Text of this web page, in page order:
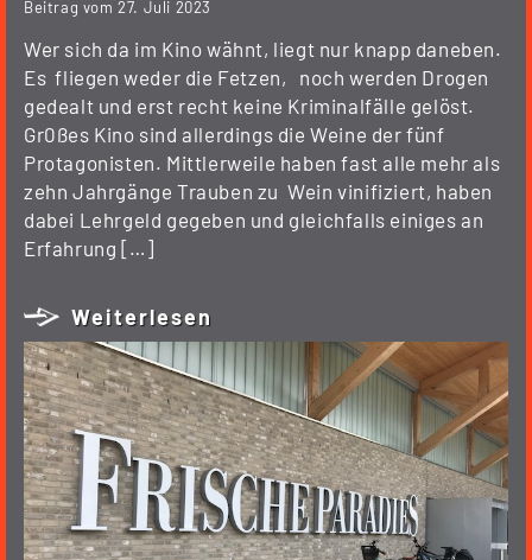
Beitrag vom27. Juli 2023
Wer sich da im Kino wähnt, liegt nur knapp daneben.
Es fliegen weder die Fetzen, noch werden Drogen
gedealt und erst recht keine Kriminalfälle gelöst.
Gr0ßes Kino sind allerdings die Weine der fünf
Protagonisten. Mittlerweile haben fast alle mehr als
zehn Jahrgänge Trauben zu Wein vinifiziert, haben
dabei Lehrgeld gegeben und gleichfalls einiges an
Erfahrung […]
Weiterlesen